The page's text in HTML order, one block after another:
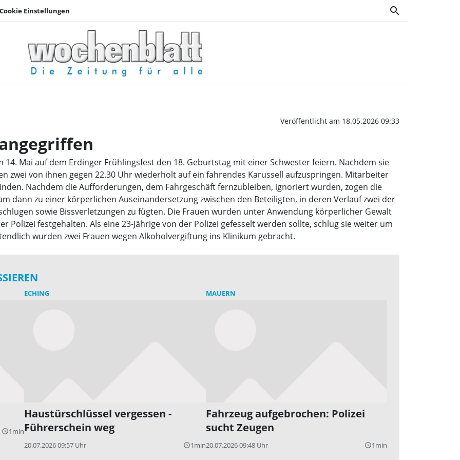
Cookie Einstellungen search
Sicherheitspersonal angegriffen |
Veröffentlicht am 18.05.2026 09:33
Mai auf dem Erdinger Frühlingsfest den 18. Geburtstag mit einer Schwester feiern. Nachdem sie
zwei von ihnen gegen 22.30 Uhr wiederholt auf ein fahrendes Karussell aufzuspringen. Mitarbeiter
Nachdem die Aufforderungen, dem Fahrgeschäft fernzubleiben, ignoriert wurden, zogen die
dann zu einer körperlichen Auseinandersetzung zwischen den Beteiligten, in deren Verlauf zwei der
sowie Bissverletzungen zu fügten. Die Frauen wurden unter Anwendung körperlicher Gewalt
Polizei festgehalten. Als eine 23-Jährige von der Polizei gefesselt werden sollte, schlug sie weiter um
wurden zwei Frauen wegen Alkoholvergiftung ins Klinikum gebracht.
query_builder1min
ECHING
Haustürschlüssel vergessen -
Führerschein weg
20.07.2026 09:57 Uhr query_builder1min
MAUERN
Fahrzeug aufgebrochen: Polizei
sucht Zeugen
20.07.2026 09:48 Uhr query_builder1min